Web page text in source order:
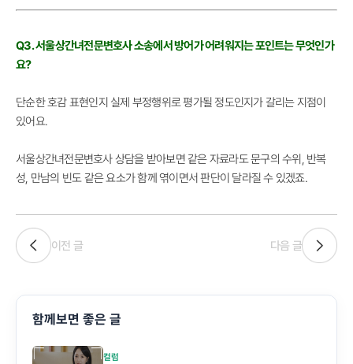
Q3. 서울상간녀전문변호사 소송에서 방어가 어려워지는 포인트는 무엇인가
요?
단순한 호감 표현인지 실제 부정행위로 평가될 정도인지가 갈리는 지점이
있어요.
서울상간녀전문변호사 상담을 받아보면 같은 자료라도 문구의 수위, 반복
성, 만남의 빈도 같은 요소가 함께 엮이면서 판단이 달라질 수 있겠죠.
이전 글 다음 글
함께보면 좋은 글
컬럼